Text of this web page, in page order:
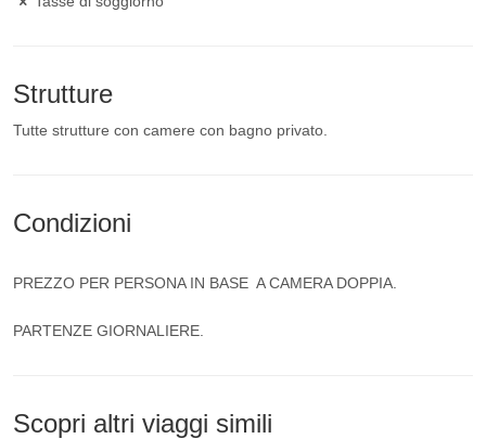
Strutture
Tutte strutture con camere con bagno privato.
Condizioni
PREZZO PER PERSONA IN BASE A CAMERA DOPPIA.
PARTENZE GIORNALIERE.
Scopri altri viaggi simili